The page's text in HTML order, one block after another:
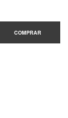
COMPRAR